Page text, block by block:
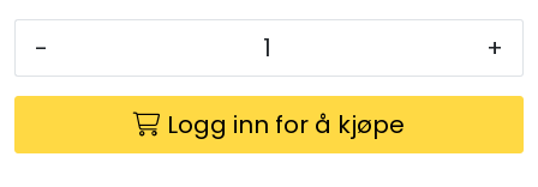
- +
Logg inn for å kjøpe
Viftekonvektorer
Designradiatorer
Unipak